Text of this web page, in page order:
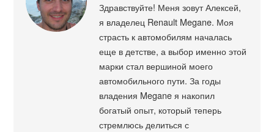
Здравствуйте! Меня зовут Алексей,
я владелец Renault Megane. Моя
страсть к автомобилям началась
еще в детстве, а выбор именно этой
марки стал вершиной моего
автомобильного пути. За годы
владения Megane я накопил
богатый опыт, который теперь
стремлюсь делиться с